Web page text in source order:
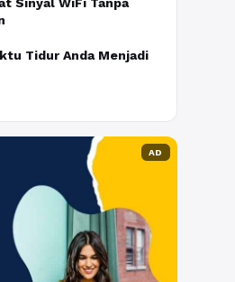
Tidur Anda Menjadi
AD